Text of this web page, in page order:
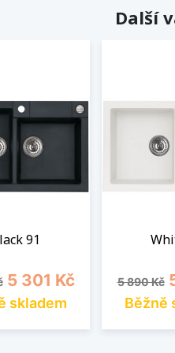
Další
91
Cena
5 301 Kč
skladem
Běžná
5 890 Kč
Běžně